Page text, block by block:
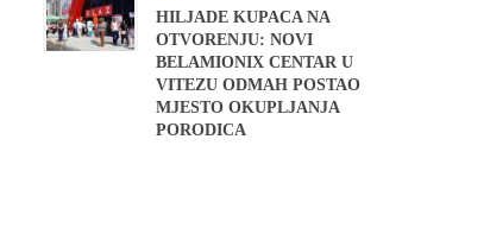
HILJADE KUPACA NA
OTVORENJU: NOVI
BELAMIONIX CENTAR U
VITEZU ODMAH POSTAO
MJESTO OKUPLJANJA
PORODICA